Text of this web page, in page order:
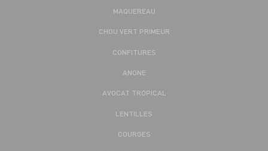
MAQUEREAU
CHOU VERT PRIMEUR
CONFITURES
ANONE
AVOCAT TROPICAL
LENTILLES
COURGES